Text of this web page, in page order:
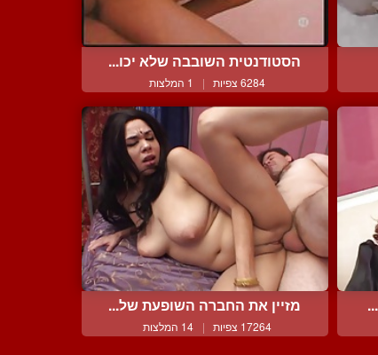
הסטודנטית השובבה שלא יכו...
6284 צפיות | 1 המלצות
מזיין את החברה השופעת של...
17264 צפיות | 14 המלצות